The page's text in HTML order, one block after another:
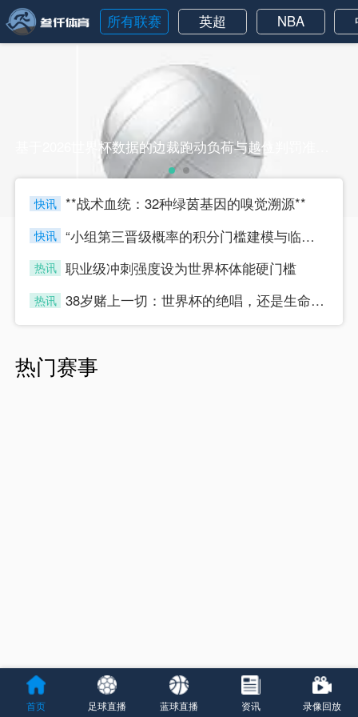
所有联赛 英超 NBA
快讯
**战术血统：32种绿茵基因的嗅觉溯源**
快讯
“小组第三晋级概率的积分门槛建模与临界值判定研究”
热讯 职业级冲刺强度设为世界杯体能硬门槛
热讯
38岁赌上一切：世界杯的绝唱，还是生命的最后冲刺？
热门赛事
首页 足球直播 蓝球直播 资讯 录像回放